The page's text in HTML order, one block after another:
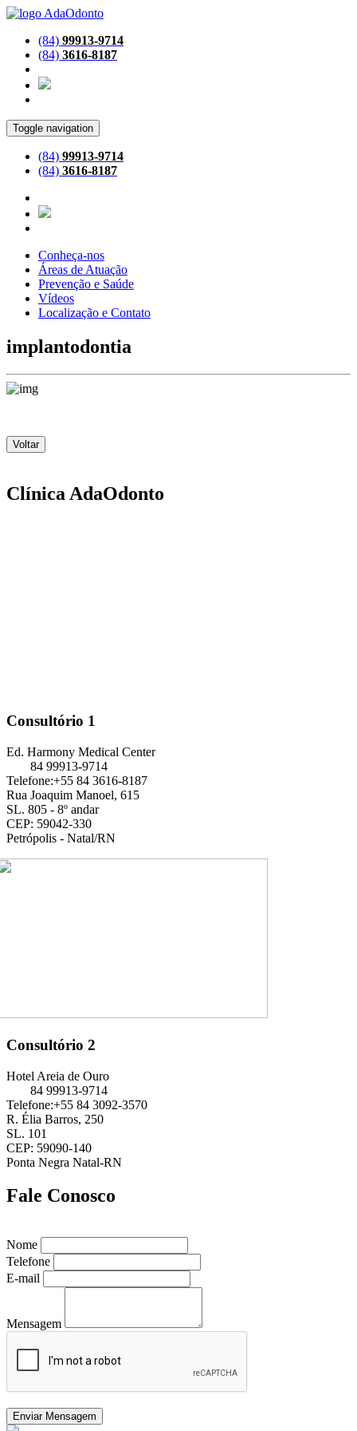
(84) 99913-9714
(84) 3616-8187
Toggle navigation
(84) 99913-9714
(84) 3616-8187
Conheça-nos
Áreas de Atuação
Prevenção e Saúde
Vídeos
Localização e Contato
implantodontia
Voltar
Clínica AdaOdonto
Consultório 1
Ed. Harmony Medical Center
84 99913-9714
Telefone:+55 84 3616-8187
Rua Joaquim Manoel, 615
SL. 805 - 8º andar
CEP: 59042-330
Petrópolis - Natal/RN
Consultório 2
Hotel Areia de Ouro
84 99913-9714
Telefone:+55 84 3092-3570
R. Élia Barros, 250
SL. 101
CEP: 59090-140
Ponta Negra Natal-RN
Fale Conosco
Nome
Telefone
E-mail
Mensagem
Enviar Mensagem